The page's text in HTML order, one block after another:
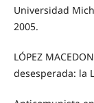
Universidad
2005.
LÓPEZ
desesperada: la